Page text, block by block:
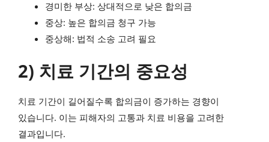
경미한 부상: 상대적으로 낮은 합의금
중상: 높은 합의금 청구 가능
중상해: 법적 소송 고려 필요
2) 치료 기간의 중요성
치료 기간이 길어질수록 합의금이 증가하는 경향이
있습니다. 이는 피해자의 고통과 치료 비용을 고려한
결과입니다.